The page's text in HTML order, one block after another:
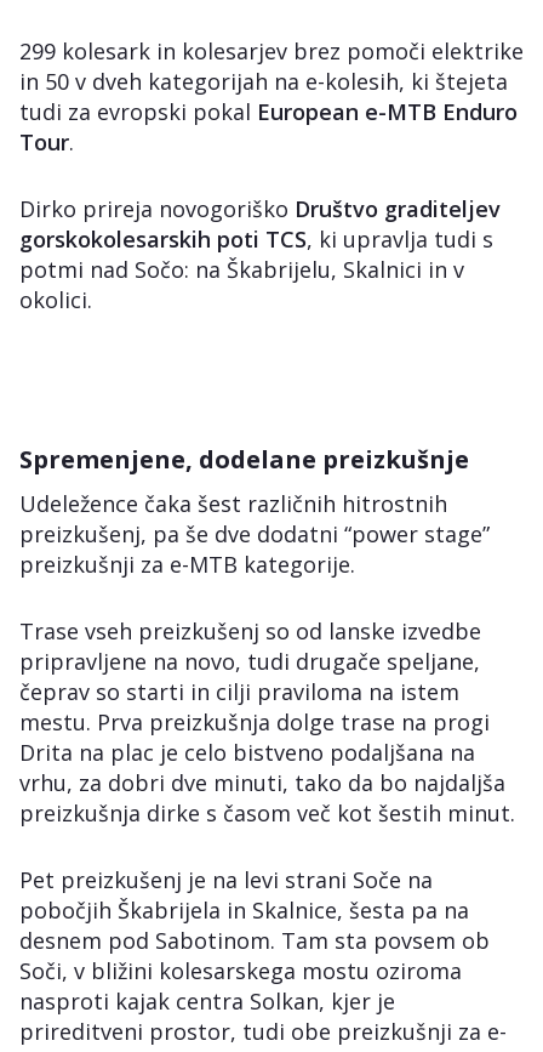
299 kolesark in kolesarjev brez pomoči elektrike
in 50 v dveh kategorijah na e-kolesih, ki štejeta
tudi za evropski pokal European e-MTB Enduro
Tour.
Dirko prireja novogoriško Društvo graditeljev
gorskokolesarskih poti TCS, ki upravlja tudi s
potmi nad Sočo: na Škabrijelu, Skalnici in v
okolici.
Spremenjene, dodelane preizkušnje
Udeležence čaka šest različnih hitrostnih
preizkušenj, pa še dve dodatni “power stage”
preizkušnji za e-MTB kategorije.
Trase vseh preizkušenj so od lanske izvedbe
pripravljene na novo, tudi drugače speljane,
čeprav so starti in cilji praviloma na istem
mestu. Prva preizkušnja dolge trase na progi
Drita na plac je celo bistveno podaljšana na
vrhu, za dobri dve minuti, tako da bo najdaljša
preizkušnja dirke s časom več kot šestih minut.
Pet preizkušenj je na levi strani Soče na
pobočjih Škabrijela in Skalnice, šesta pa na
desnem pod Sabotinom. Tam sta povsem ob
Soči, v bližini kolesarskega mostu oziroma
nasproti kajak centra Solkan, kjer je
prireditveni prostor, tudi obe preizkušnji za e-